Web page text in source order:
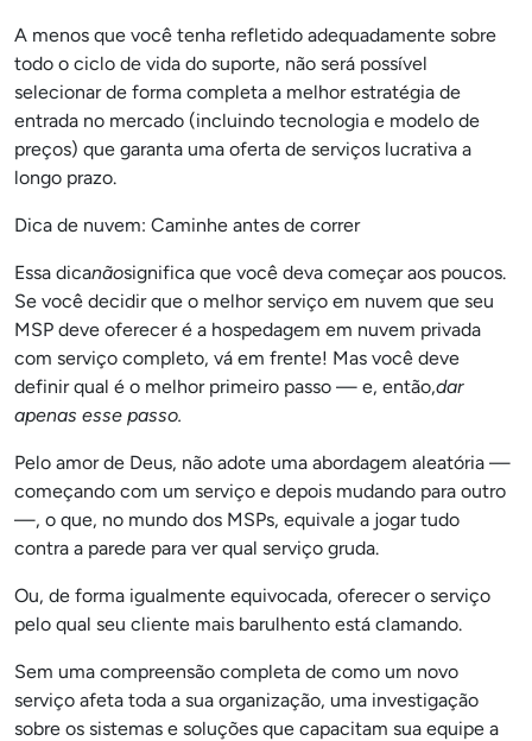
A menos que você tenha refletido adequadamente sobre
todo o ciclo de vida do suporte, não será possível
selecionar de forma completa a melhor estratégia de
entrada no mercado (incluindo tecnologia e modelo de
preços) que garanta uma oferta de serviços lucrativa a
longo prazo.
Dica de nuvem: Caminhe antes de correr
Essa dicanãosignifica que você deva começar aos poucos.
Se você decidir que o melhor serviço em nuvem que seu
MSP deve oferecer é a hospedagem em nuvem privada
com serviço completo, vá em frente! Mas você deve
definir qual é o melhor primeiro passo — e, então,dar
apenas esse passo.
Pelo amor de Deus, não adote uma abordagem aleatória —
começando com um serviço e depois mudando para outro
—, o que, no mundo dos MSPs, equivale a jogar tudo
contra a parede para ver qual serviço gruda.
Ou, de forma igualmente equivocada, oferecer o serviço
pelo qual seu cliente mais barulhento está clamando.
Sem uma compreensão completa de como um novo
serviço afeta toda a sua organização, uma investigação
sobre os sistemas e soluções que capacitam sua equipe a